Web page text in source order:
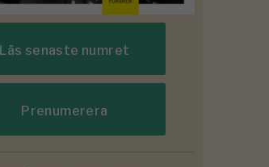
Läs senaste numret
Prenumerera